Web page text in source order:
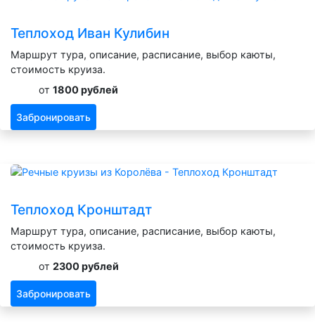
Теплоход Иван Кулибин
Маршрут тура, описание, расписание, выбор каюты,
стоимость круиза.
от 1800 рублей
Забронировать
Теплоход Кронштадт
Маршрут тура, описание, расписание, выбор каюты,
стоимость круиза.
от 2300 рублей
Забронировать